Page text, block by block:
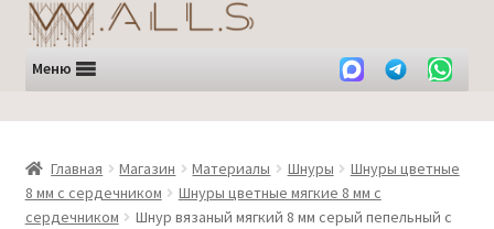
Перейти
к
навигации
Перейти
к
содержимому
Меню
Главная Магазин Материалы Шнуры
Шнуры цветные
8 мм с сердечником
Шнуры цветные мягкие 8 мм с
сердечником
Шнур вязаный мягкий 8 мм серый пепельный с